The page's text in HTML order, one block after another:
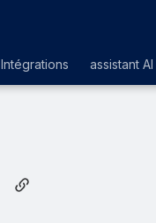
Intégrations assistant AI